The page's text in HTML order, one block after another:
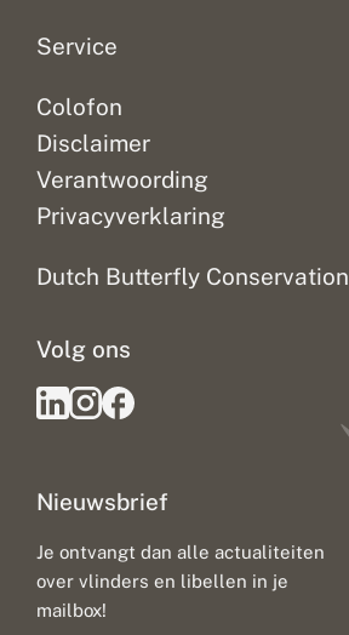
Service
Colofon
Disclaimer
Verantwoording
Privacyverklaring
Dutch Butterfly Conservation
Nieuwsbrief
Je ontvangt dan alle actualiteiten
over vlinders en libellen in je
mailbox!
Volg ons